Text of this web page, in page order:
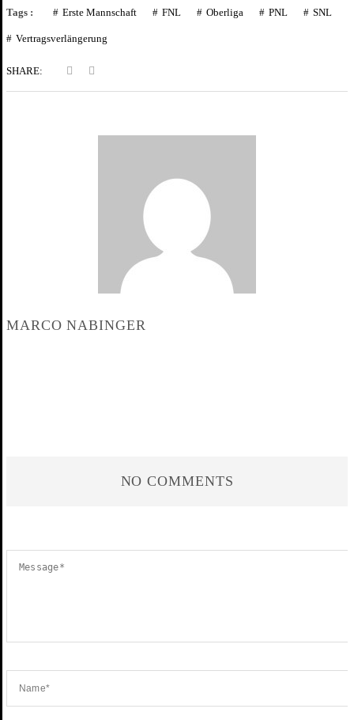
Tags : Erste Mannschaft FNL Oberliga PNL SNL
Vertragsverlängerung
SHARE:
MARCO NABINGER
NO COMMENTS